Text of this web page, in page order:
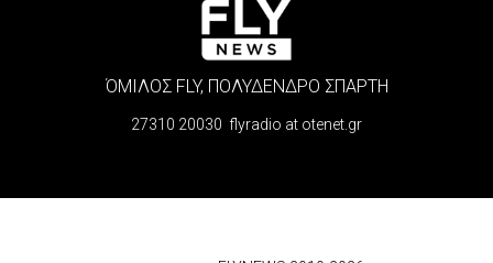
ΌΜΙΛΟΣ FLY, ΠΟΛΥΔΕΝΔΡΟ ΣΠΑΡΤΗ
27310 20030 flyradio at otenet.gr